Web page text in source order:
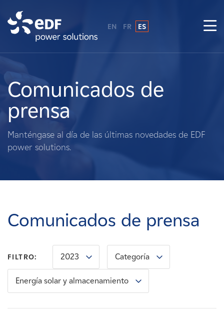
Sobre nosotros
Qué hacemos
Terratenientes
Carreras
Noticias
Contacte con
EN FR ES
Comunicados de
prensa
Manténgase al día de las últimas novedades de EDF
power solutions.
Comunicados de prensa
FILTRO: 2023 Categoría
Energía solar y almacenamiento